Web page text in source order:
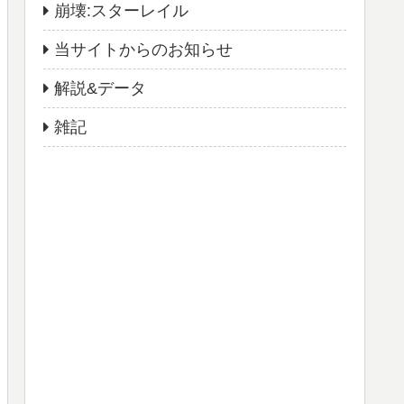
崩壊:スターレイル
当サイトからのお知らせ
解説&データ
雑記